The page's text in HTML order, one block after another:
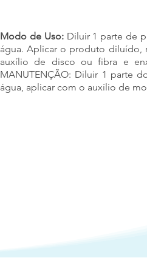
Modo de Uso: Diluir 1 parte de
água. Aplicar o produto diluído,
auxílio de disco ou fibra e
MANUTENÇÃO: Diluir 1 parte
água, aplicar com o auxílio de